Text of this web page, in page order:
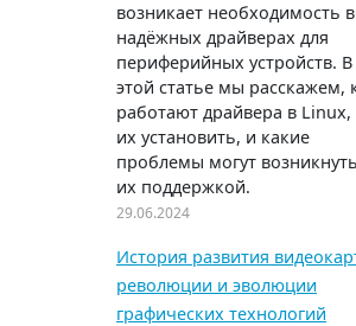
возникает необходимость в
надёжных драйверах для
периферийных устройств. В
этой статье мы расскажем,
работают драйвера в Linux,
их установить, и какие
проблемы могут
их поддержкой.
29.06.2024
История развития
революции и эволюции
графических технологий